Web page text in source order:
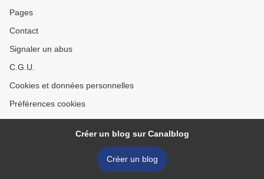
Pages
Contact
Signaler un abus
C.G.U.
Cookies et données personnelles
Préférences cookies
Créer un blog sur Canalblog
Créer un blog